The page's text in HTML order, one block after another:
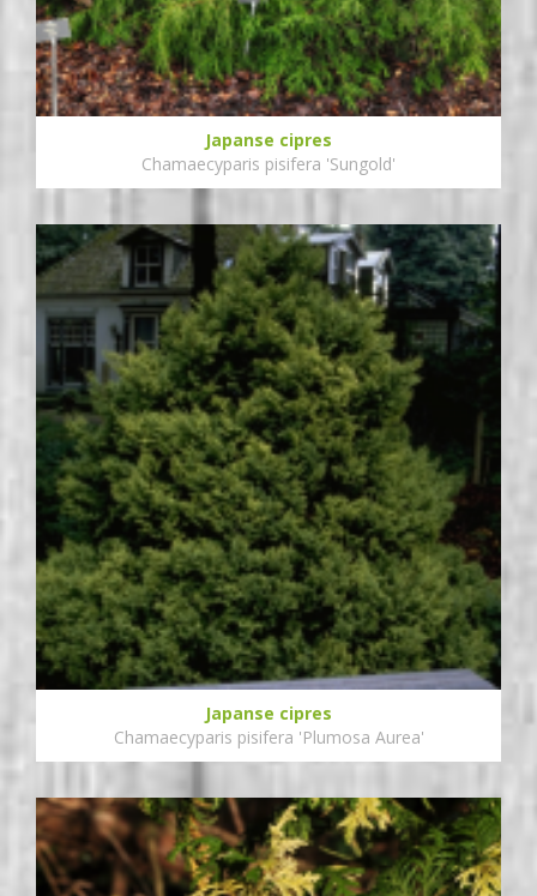
Japanse cipres
Chamaecyparis pisifera 'Sungold'
Japanse cipres
Chamaecyparis pisifera 'Plumosa Aurea'